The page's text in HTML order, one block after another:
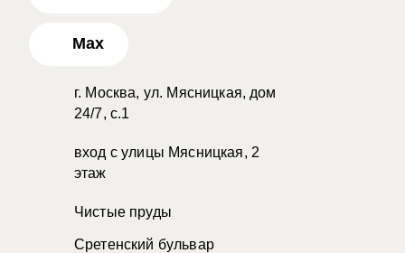
Max
г. Москва, ул. Мясницкая, дом
24/7, с.1
вход с улицы Мясницкая, 2
этаж
Чистые пруды
Сретенский бульвар